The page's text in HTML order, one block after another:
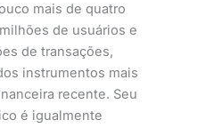
mais de quatro
de usuários e
de transações,
instrumentos mais
recente. Seu
é igualmente